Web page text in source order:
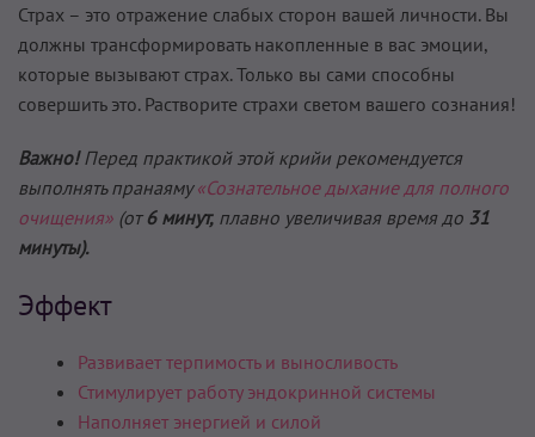
Страх – это отражение слабых сторон вашей личности. Вы
должны трансформировать накопленные в вас эмоции,
которые вызывают страх. Только вы сами способны
совершить это. Растворите страхи светом вашего сознания!
Важно!Перед практикой этой крийи рекомендуется
выполнять пранаяму«Сознательное дыхание для полного
очищения» (от 6 минут, плавно увеличивая время до 31
минуты).
Эффект
Развивает терпимость и выносливость
Стимулирует работу эндокринной системы
Наполняет энергией и силой